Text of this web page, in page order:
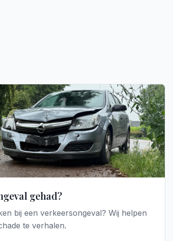
gehad?
bij een verkeersongeval? Wij helpen
te verhalen.